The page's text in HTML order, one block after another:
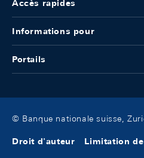
Accès rapides
Informations pour
Portails
© Banque nationale suisse,
Droit d'auteur Limitation